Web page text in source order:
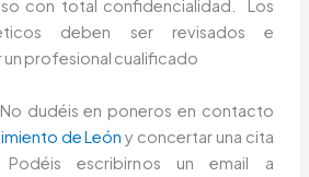
con total confidencialidad. Los
deben ser revisados e
profesional cualificado
dudéis en poneros en contacto
de León y concertar una cita
Podéis escribirnos un email a